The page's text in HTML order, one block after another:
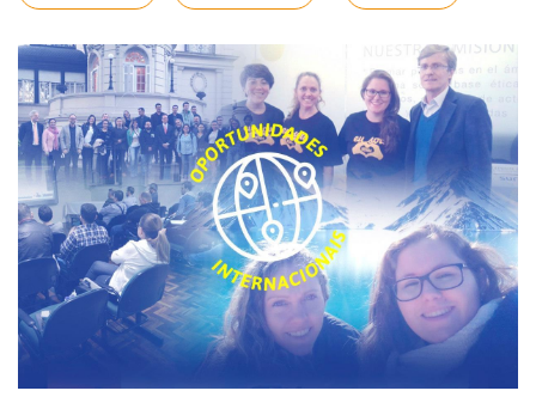
INFORMÁTICA
LOGÍSTICA